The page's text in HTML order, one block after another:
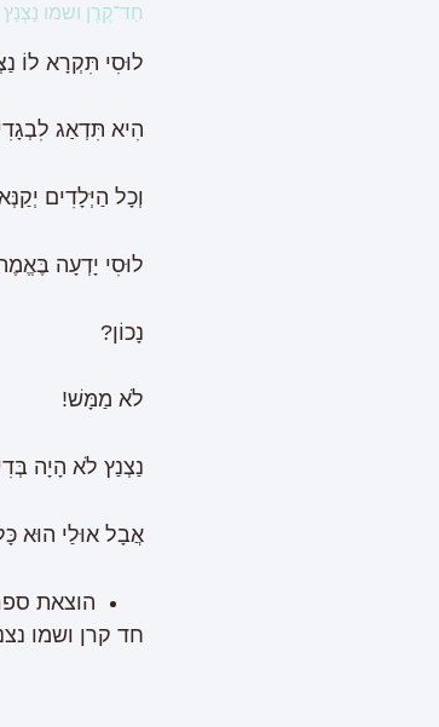
חַד־קֶרֶן ושמו נַצְנַץ
לוּסִי תִּקְרָא לוֹ
הִיא תִּדְאַג
וְכָל הַיְּלָדִים
לוּסִי יָדְעָה
נָכוֹן?
לֹא מַמָּשׁ!
נַצְנַץ לֹא הָיָה
אֲבָל אוּלַי הוּא
הוצאת
חד קרן ושמו